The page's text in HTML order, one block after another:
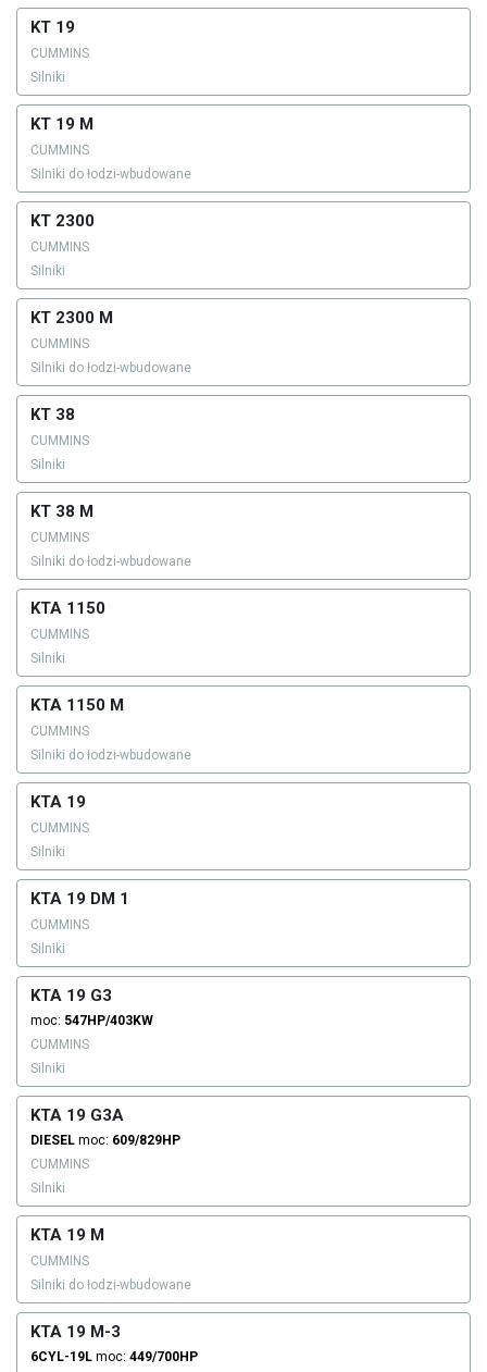
KT 19
CUMMINS
Silniki
KT 19 M
CUMMINS
Silniki do łodzi-wbudowane
KT 2300
CUMMINS
Silniki
KT 2300 M
CUMMINS
Silniki do łodzi-wbudowane
KT 38
CUMMINS
Silniki
KT 38 M
CUMMINS
Silniki do łodzi-wbudowane
KTA 1150
CUMMINS
Silniki
KTA 1150 M
CUMMINS
Silniki do łodzi-wbudowane
KTA 19
CUMMINS
Silniki
KTA 19 DM 1
CUMMINS
Silniki
KTA 19 G3
moc: 547HP/403KW
CUMMINS
Silniki
KTA 19 G3A
DIESEL moc: 609/829HP
CUMMINS
Silniki
KTA 19 M
CUMMINS
Silniki do łodzi-wbudowane
KTA 19 M-3
6CYL-19L moc: 449/700HP